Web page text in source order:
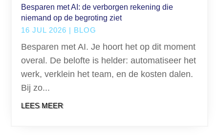
Besparen met AI: de verborgen rekening die
niemand op de begroting ziet
16 JUL 2026 | BLOG
Besparen met AI. Je hoort het op dit moment
overal. De belofte is helder: automatiseer het
werk, verklein het team, en de kosten dalen.
Bij zo...
LEES MEER